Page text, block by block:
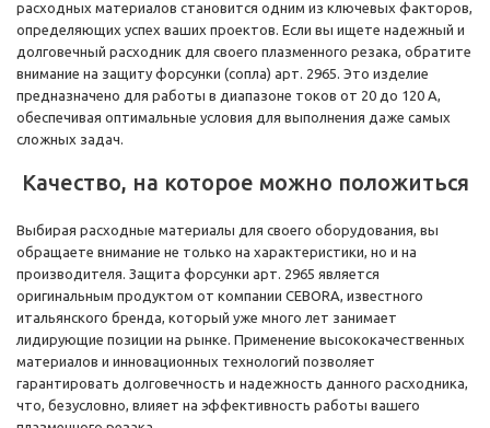
расходных материалов становится одним из ключевых факторов,
определяющих успех ваших проектов. Если вы ищете надежный и
долговечный расходник для своего плазменного резака, обратите
внимание на защиту форсунки (сопла) арт. 2965. Это изделие
предназначено для работы в диапазоне токов от 20 до 120 А,
обеспечивая оптимальные условия для выполнения даже самых
сложных задач.
Качество, на которое можно положиться
Выбирая расходные материалы для своего оборудования, вы
обращаете внимание не только на характеристики, но и на
производителя. Защита форсунки арт. 2965 является
оригинальным продуктом от компании CEBORA, известного
итальянского бренда, который уже много лет занимает
лидирующие позиции на рынке. Применение высококачественных
материалов и инновационных технологий позволяет
гарантировать долговечность и надежность данного расходника,
что, безусловно, влияет на эффективность работы вашего